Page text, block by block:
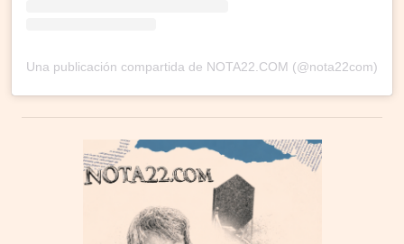
Una publicación compartida de NOTA22.COM (@nota22com)